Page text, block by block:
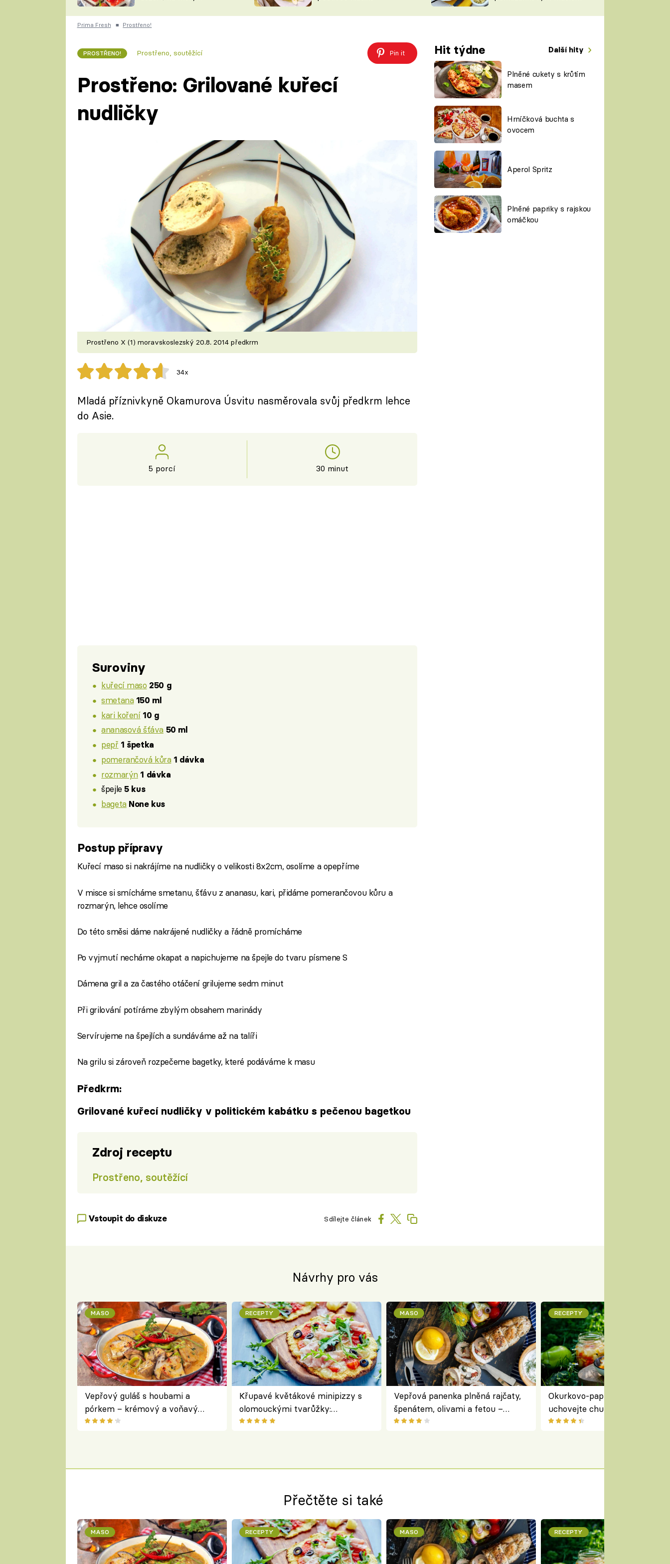
ČESKO NA TALÍŘI
KUCHAŘKA
VYCHYTÁVKY
ŠÉFREDAKTORKY
ČASOPIS
Prima Fresh ■ Prostřeno!
PROSTŘENO! Prostřeno, soutěžící Pin it Hit týdne Další hity
Plněné cukety s krůtím
masem
Hrníčková buchta s
ovocem
Aperol Spritz
Plněné papriky s rajskou
omáčkou
Prostřeno: Grilované kuřecí
nudličky
Prostřeno X (1) moravskoslezský 20.8. 2014 předkrm
34x
Mladá příznivkyně Okamurova Úsvitu nasměrovala svůj předkrm lehce
do Asie.
5 porcí 30 minut
Suroviny
kuřecí maso 250 g
smetana 150 ml
kari koření 10 g
ananasová šťáva 50 ml
pepř 1 špetka
pomerančová kůra 1 dávka
rozmarýn 1 dávka
špejle5 kus
bageta None kus
Postup přípravy
Kuřecí maso si nakrájíme na nudličky o velikosti 8x2cm, osolíme a opepříme
V misce si smícháme smetanu, šťávu z ananasu, kari, přidáme pomerančovou kůru a
rozmarýn, lehce osolíme
Do této směsi dáme nakrájené nudličky a řádně promícháme
Po vyjmutí necháme okapat a napichujeme na špejle do tvaru písmene S
Dámena gril a za častého otáčení grilujeme sedm minut
Při grilování potíráme zbylým obsahem marinády
Servírujeme na špejlích a sundáváme až na talíři
Na grilu si zároveň rozpečeme bagetky, které podáváme k masu
Předkrm:
Grilované kuřecí nudličky v politickém kabátku s pečenou bagetkou
Zdroj receptu
Prostřeno, soutěžící
Vstoupit do diskuze Sdílejte článek
Návrhy pro vás
MASO
Vepřový guláš s houbami a
pórkem – krémový a voňavý
pokrm z jednoho hrnce
RECEPTY
Křupavé květákové minipizzy s
olomouckými tvarůžky:
bezlepkový oběd s typicky
MASO
Vepřová panenka plněná rajčaty,
špenátem, olivami a fetou –
perfektní středomořský recept na
RECEPTY
Okurkovo-papriková čalamáda
uchovejte chuť letní zeleniny
zimu
Přečtěte si také
MASO RECEPTY MASO RECEPTY